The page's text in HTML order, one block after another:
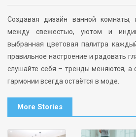
Создавая дизайн ванной
между свежестью, уютом и
выбранная цветовая палитра
правильное настроение и радовать
слушайте себя – тренды меняются, а
гармонии всегда остаётся в моде.
More Stories